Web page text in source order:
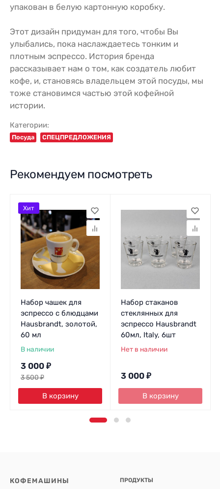
упакован в белую картонную коробку.
Этот дизайн придуман для того, чтобы Вы
улыбались, пока наслаждаетесь тонким и
плотным эспрессо. История бренда
рассказывает нам о том, как создатель любит
кофе, и, становясь владельцем этой посуды, мы
тоже становимся частью этой кофейной
истории.
Категории:
Посуда СПЕЦПРЕДЛОЖЕНИЯ
Рекомендуем посмотреть
Набор чашек для
эспрессо с блюдцами
Hausbrandt, золотой,
60 мл
В наличии
3 000 ₽
3 500₽
В корзину
Хит
Набор стаканов
стеклянных для
эспрессо Hausbrandt
60мл, Italy, 6шт
Нет в наличии
3 000 ₽
В корзину
КОФЕМАШИНЫ ПРОДУКТЫ